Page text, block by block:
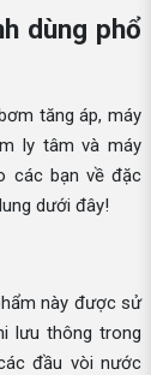
dùng phổ
tăng áp, máy
ly tâm và máy
các bạn về đặc
dưới đây!
này được sử
lưu thông trong
đầu vòi nước